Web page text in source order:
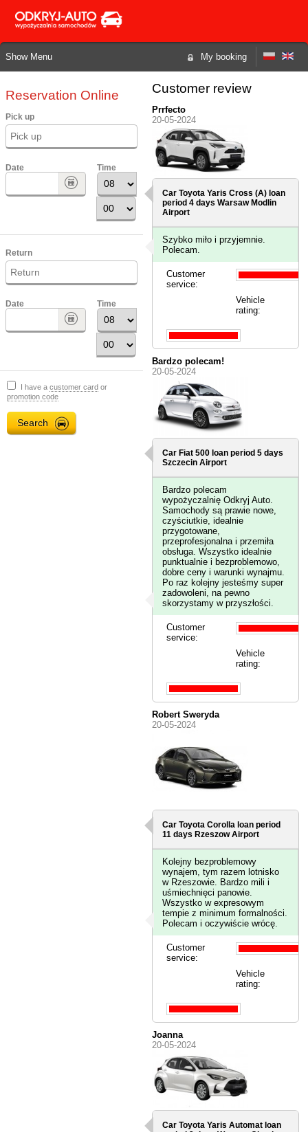
My booking
Show Menu
Reservation Online
Pick up
Date Time
Return
Date Time
I have a customer card or
promotion code
Customer review
Prrfecto
20-05-2024
Car Toyota Yaris Cross (A) loan
period 4 daysWarsaw Modlin
Airport
Szybko miło i przyjemnie.
Polecam.
Customer
service:
Vehicle
rating:
Bardzo polecam!
20-05-2024
Car Fiat 500 loan period 5 days
Szczecin Airport
Bardzo polecam
wypożyczalnię Odkryj Auto.
Samochody są prawie nowe,
czyściutkie, idealnie
przygotowane,
przeprofesjonalna i przemiła
obsługa. Wszystko idealnie
punktualnie i bezproblemowo,
dobre ceny i warunki wynajmu.
Po raz kolejny jesteśmy super
zadowoleni, na pewno
skorzystamy w przyszłości.
Customer
service:
Vehicle
rating:
Robert Sweryda
20-05-2024
Car Toyota Corolla loan period
11 days Rzeszow Airport
Kolejny bezproblemowy
wynajem, tym razem lotnisko
w Rzeszowie. Bardzo mili i
uśmiechnięci panowie.
Wszystko w expresowym
tempie z minimum formalności.
Polecam i oczywiście wrócę.
Customer
service:
Vehicle
rating:
Joanna
20-05-2024
Car Toyota Yaris Automat loan